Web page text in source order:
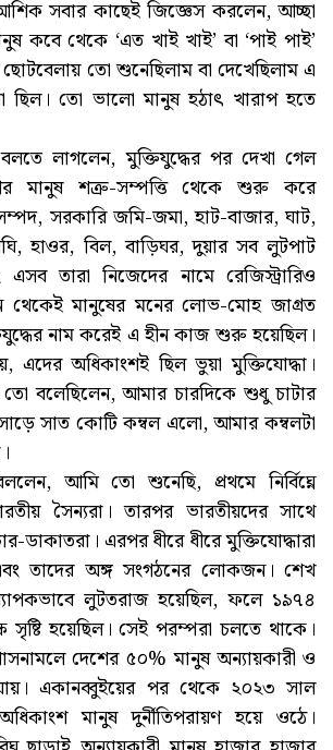
আশিক সবার কাছেই জিজ্ঞেস করলেন, আচ্ছা
কবে থেকে ‘এত খাই খাই’ বা ‘পাই পাই’
তো শুনেছিলাম বা দেখেছিলাম এ
ছিল। তো ভালো মানুষ হঠাৎ খারাপ হতে
বলতে লাগলেন, মুক্তিযুদ্ধের পর দেখা গেল
মানুষ শত্রু-সম্পত্তি থেকে শুরু করে
সরকারি জমি-জমা, হাট-বাজার, ঘাট,
হাওর, বিল, বাড়িঘর, দুয়ার সব লুটপাট
তারা নিজেদের নামে রেজিস্ট্রারিও
মানুষের মনের লোভ-মোহ জাগ্রত
নাম করেই এ হীন কাজ শুরু হয়েছিল।
এদের অধিকাংশই ছিল ভুয়া মুক্তিযোদ্ধা।
বলেছিলেন, আমার চারদিকে শুধু চাটার
সাত কোটি কম্বল এলো, আমার কম্বলটা
আমি তো শুনেছি, প্রথমে নির্বিঘ্নে
সৈন্যরা। তারপর ভারতীয়দের সাথে
এরপর ধীরে ধীরে মুক্তিযোদ্ধারা
তাদের অঙ্গ সংগঠনের লোকজন। শেখ
লুটতরাজ হয়েছিল, ফলে ১৯৭৪
সৃষ্টি হয়েছিল। সেই পরম্পরা চলতে থাকে।
দেশের ৫০% মানুষ অন্যায়কারী ও
একানব্বুইয়ের পর থেকে ২০২৩ সাল
মানুষ দুর্নীতিপরায়ণ হয়ে ওঠে।